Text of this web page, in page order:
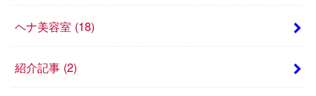
ヘナ美容室 (18)
紹介記事 (2)